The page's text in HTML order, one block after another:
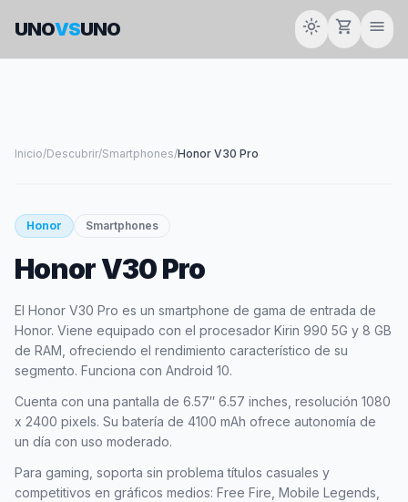
UNOVSUNO light_mode shopping_cart menu
Inicio/Descubrir/Smartphones/Honor V30 Pro
Honor Smartphones
Honor V30 Pro
El Honor V30 Pro es un smartphone de gama de entrada de
Honor. Viene equipado con el procesador Kirin 990 5G y 8 GB
de RAM, ofreciendo el rendimiento característico de su
segmento. Funciona con Android 10.
Cuenta con una pantalla de 6.57″ 6.57 inches, resolución 1080
x 2400 pixels. Su batería de 4100 mAh ofrece autonomía de
un día con uso moderado.
Para gaming, soporta sin problema títulos casuales y
competitivos en gráficos medios: Free Fire, Mobile Legends,